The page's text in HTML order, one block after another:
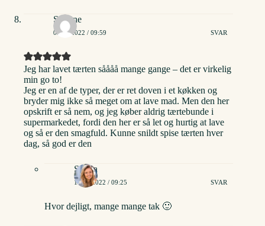
Simone
03/09/2022 / 09:59 SVAR
Jeg har lavet tærten såååå mange gange – det er virkelig
min go to!
Jeg er en af de typer, der er ret doven i et køkken og
bryder mig ikke så meget om at lave mad. Men den her
opskrift er så nem, og jeg køber aldrig tærtebunde i
supermarkedet, fordi den her er så let og hurtig at lave
og så er den smagfuld. Kunne snildt spise tærten hver
dag, så god er den
Stinna
19/09/2022 / 09:25 SVAR
Hvor dejligt, mange mange tak 🙂